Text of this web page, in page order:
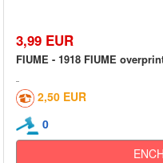
3,99 EUR
FIUME - 1918 FIUME
2,50 EUR
0